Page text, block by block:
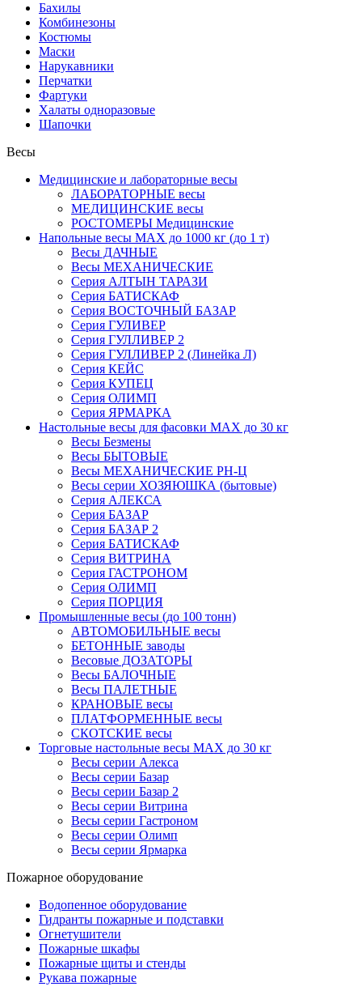
Бахилы
Комбинезоны
Костюмы
Маски
Нарукавники
Перчатки
Фартуки
Халаты одноразовые
Шапочки
Весы
Медицинские и лабораторные весы
ЛАБОРАТОРНЫЕ весы
МЕДИЦИНСКИЕ весы
РОСТОМЕРЫ Медицинские
Напольные весы MAX до 1000 кг (до 1 т)
Весы ДАЧНЫЕ
Весы МЕХАНИЧЕСКИЕ
Серия АЛТЫН ТАРАЗИ
Серия БАТИСКАФ
Серия ВОСТОЧНЫЙ БАЗАР
Серия ГУЛИВЕР
Серия ГУЛЛИВЕР 2
Серия ГУЛЛИВЕР 2 (Линейка Л)
Серия КЕЙС
Серия КУПЕЦ
Серия ОЛИМП
Серия ЯРМАРКА
Настольные весы для фасовки MAX до 30 кг
Весы Безмены
Весы БЫТОВЫЕ
Весы МЕХАНИЧЕСКИЕ РН-Ц
Весы серии ХОЗЯЮШКА (бытовые)
Серия АЛЕКСА
Серия БАЗАР
Серия БАЗАР 2
Серия БАТИСКАФ
Серия ВИТРИНА
Серия ГАСТРОНОМ
Серия ОЛИМП
Серия ПОРЦИЯ
Промышленные весы (до 100 тонн)
АВТОМОБИЛЬНЫЕ весы
БЕТОННЫЕ заводы
Весовые ДОЗАТОРЫ
Весы БАЛОЧНЫЕ
Весы ПАЛЕТНЫЕ
КРАНОВЫЕ весы
ПЛАТФОРМЕННЫЕ весы
СКОТСКИЕ весы
Торговые настольные весы MAX до 30 кг
Весы серии Алекса
Весы серии Базар
Весы серии Базар 2
Весы серии Витрина
Весы серии Гастроном
Весы серии Олимп
Весы серии Ярмарка
Пожарное оборудование
Водопенное оборудование
Гидранты пожарные и подставки
Огнетушители
Пожарные шкафы
Пожарные щиты и стенды
Рукава пожарные